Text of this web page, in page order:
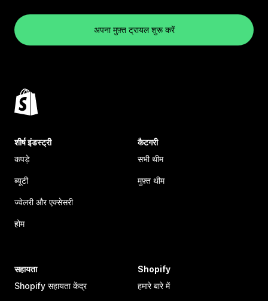
अपना मुफ़्त ट्रायल शुरू करें
शीर्ष इंडस्ट्री
कपड़े
ब्यूटी
ज्वेलरी और एक्सेसरी
होम
कैटगरी
सभी थीम
मुफ़्त थीम
सहायता
Shopify सहायता केंद्र
Shopify
हमारे बारे में